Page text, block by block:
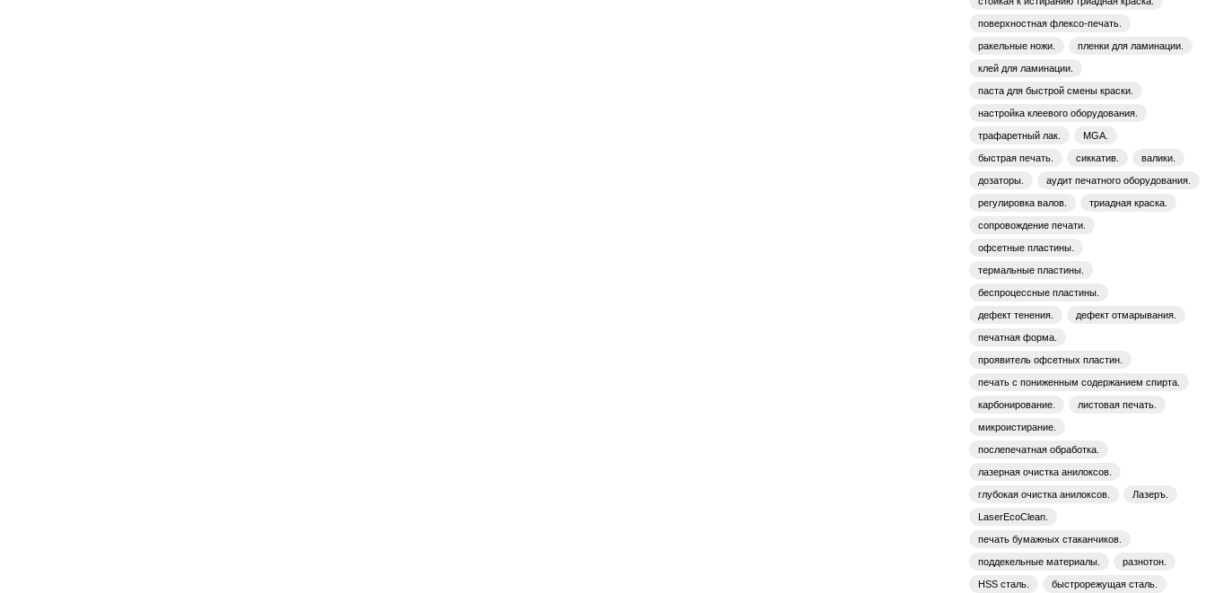
поверхностная флексо-печать.
ракельные ножи. пленки для ламинации.
клей для ламинации.
паста для быстрой смены краски.
настройка клеевого оборудования.
трафаретный лак. MGA.
быстрая печать. сиккатив. валики.
дозаторы. аудит печатного оборудования.
регулировка валов. триадная краска.
сопровождение печати.
офсетные пластины.
термальные пластины.
беспроцессные пластины.
дефект тенения. дефект отмарывания.
печатная форма.
проявитель офсетных пластин.
печать с пониженным содержанием спирта.
карбонирование. листовая печать.
микроистирание.
послепечатная обработка.
лазерная очистка анилоксов.
глубокая очистка анилоксов. Лазеръ.
LaserEcoClean.
печать бумажных стаканчиков.
поддекельные материалы. разнотон.
HSS сталь. быстрорежущая сталь.